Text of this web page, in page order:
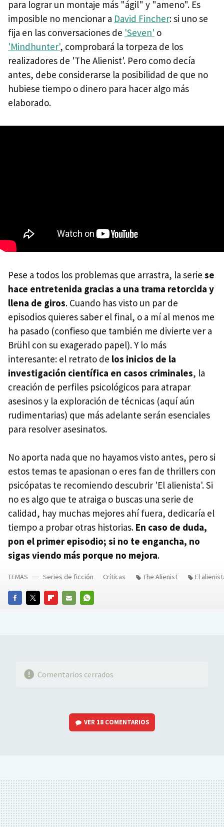
para lograr un montaje más "ágil" y "ameno". Es
imposible no mencionar a David Fincher: si uno se
fija en las conversaciones de 'Seven' o
'Mindhunter', comprobará la torpeza de los
realizadores de 'The Alienist'. Pero como decía
antes, debe considerarse la posibilidad de que no
hubiese tiempo o dinero para hacer algo más
elaborado.
Pese a todos los problemas que arrastra, la serie se
hace entretenida gracias a una trama retorcida y
llena de giros. Cuando has visto un par de
episodios quieres saber el final, o a mí al menos me
ha pasado (confieso que también me divierte ver a
Brühl con su exagerado papel). Y lo más
interesante: el retrato de los inicios de la
investigación científica en casos criminales, la
creación de perfiles psicológicos para atrapar
asesinos y la exploración de técnicas (aquí aún
rudimentarias) que más adelante serán esenciales
para resolver asesinatos.
No aporta nada que no hayamos visto antes, pero si
estos temas te apasionan o eres fan de thrillers con
psicópatas te recomiendo descubrir 'El alienista'. Si
no es algo que te atraiga o buscas una serie de
calidad, hay muchas mejores ahí fuera, dedicaría el
tiempo a probar otras historias. En caso de duda,
pon el primer episodio; si no te engancha, no
sigas viendo más porque no mejora.
FACEBOOKTWITTERFLIPBOARD
E-
WHATSAPP
TEMAS Series de ficción Críticas The Alienist El
Comentarios cerrados
VER 18 COMENTARIOS